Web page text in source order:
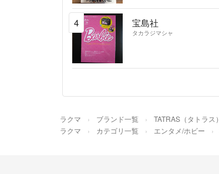
4 宝島社
タカラジマシャ
ラクマ ブランド一覧 TATRAS（タトラス）
ラクマ カテゴリ一覧 エンタメ/ホビー